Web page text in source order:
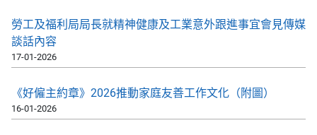
勞工及福利局局長就精神健康及工業意外跟進事宜會見傳媒
談話內容
17-01-2026
《好僱主約章》2026推動家庭友善工作文化（附圖）
16-01-2026